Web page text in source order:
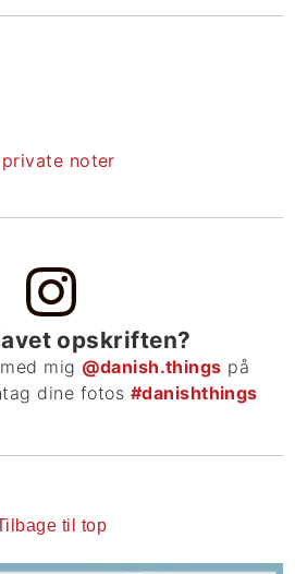
noter
opskriften?
mig @danish.things på
dine fotos #danishthings
til top